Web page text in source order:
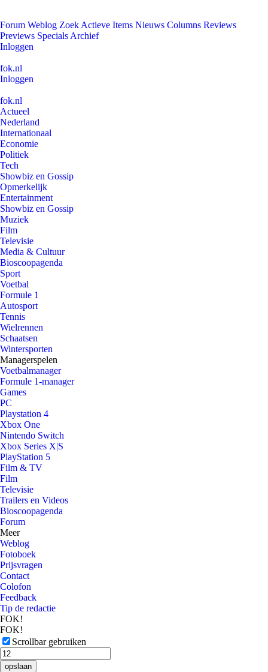
Forum Weblog Zoek Actieve Items Nieuws Columns Reviews
Previews Specials Archief
Inloggen
fok.nl
Inloggen
fok.nl
Actueel
Nederland
Internationaal
Economie
Politiek
Tech
Showbiz en Gossip
Opmerkelijk
Entertainment
Showbiz en Gossip
Muziek
Film
Televisie
Media & Cultuur
Bioscoopagenda
Sport
Voetbal
Formule 1
Autosport
Tennis
Wielrennen
Schaatsen
Wintersporten
Managerspelen
Voetbalmanager
Formule 1-manager
Games
PC
Playstation 4
Xbox One
Nintendo Switch
Xbox Series X|S
PlayStation 5
Film & TV
Film
Televisie
Trailers en Videos
Bioscoopagenda
Forum
Meer
Weblog
Fotoboek
Prijsvragen
Contact
Colofon
Feedback
Tip de redactie
FOK!
FOK!
Scrollbar gebruiken
opslaan